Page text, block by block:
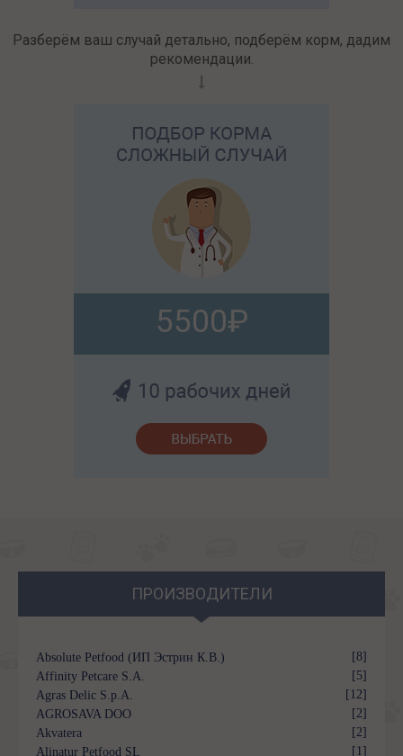
Разберём ваш случай детально, подберём корм, дадим
рекомендации.
5500
ПРОИЗВОДИТЕЛИ
Absolute Petfood (ИП Эстрин К.В.)
[8]
Affinity Petcare S.A.
[5]
Agras Delic S.p.A.
[12]
AGROSAVA DOO
[2]
Akvatera
[2]
Alinatur Petfood SL
[1]